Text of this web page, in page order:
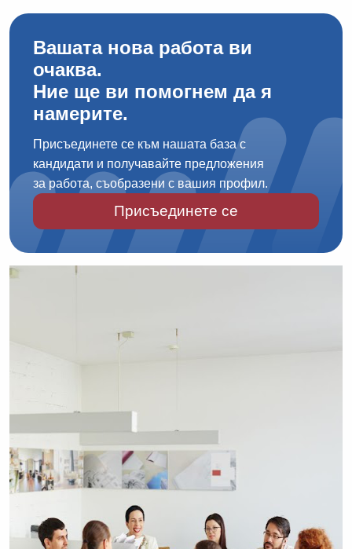
Вашата нова работа ви
очаква.
Ние ще ви помогнем да я
намерите.
Присъединете се към нашата база с
кандидати и получавайте предложения
за работа, съобразени с вашия профил.
Присъединете се